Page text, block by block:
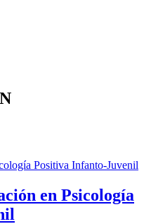
en Psicología